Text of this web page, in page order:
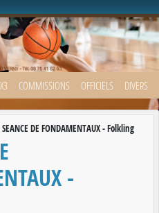
COMMISSIONS OFFICIELS DIVERS
SEANCE DE FONDAMENTAUX - Folkling
-